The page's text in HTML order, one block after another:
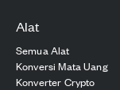
Alat
Semua Alat
Konversi Mata Uang
Konverter Crypto